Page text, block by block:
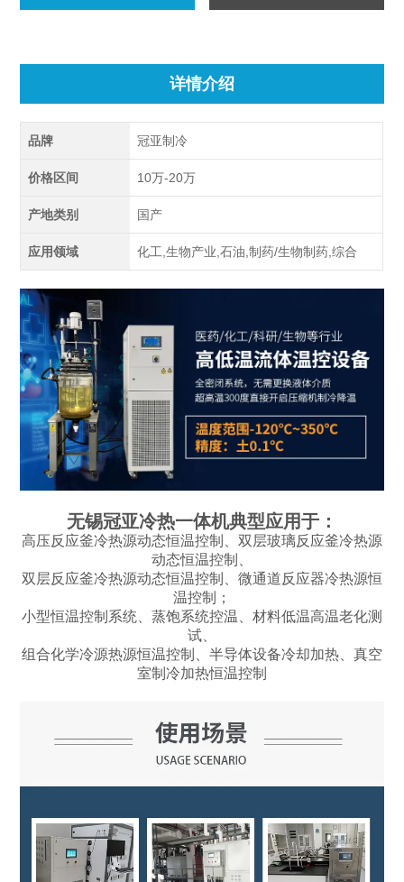
详情介绍
品牌 冠亚制冷
价格区间 10万-20万
产地类别 国产
应用领域 化工,生物产业,石油,制药/生物制药,综合
无锡冠亚冷热一体机典型应用于：
高压反应釜冷热源动态恒温控制、双层玻璃反应釜冷热源
动态恒温控制、
双层反应釜冷热源动态恒温控制、微通道反应器冷热源恒
温控制；
小型恒温控制系统、蒸饱系统控温、材料低温高温老化测
试、
组合化学冷源热源恒温控制、半导体设备冷却加热、真空
室制冷加热恒温控制